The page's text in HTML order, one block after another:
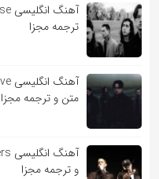
لینک
ترجمه مجزا
متن و ترجمه مجزا
و ترجمه مجزا